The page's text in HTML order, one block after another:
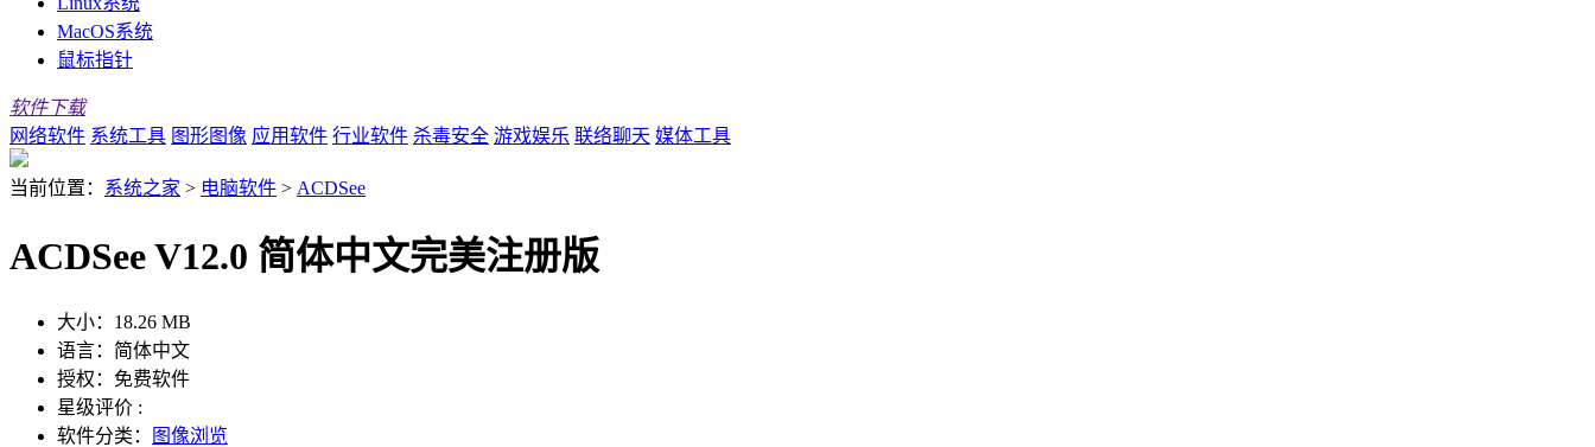
MacOS系统
鼠标指针
软件下载
网络软件 系统工具 图形图像 应用软件 行业软件 杀毒安全 游戏娱乐 联络聊天 媒体工具
当前位置： 系统之家 > 电脑软件 > ACDSee
ACDSee V12.0 简体中文完美注册版
大小： 18.26 MB
语言： 简体中文
授权： 免费软件
星级评价 :
软件分类：
图像浏览